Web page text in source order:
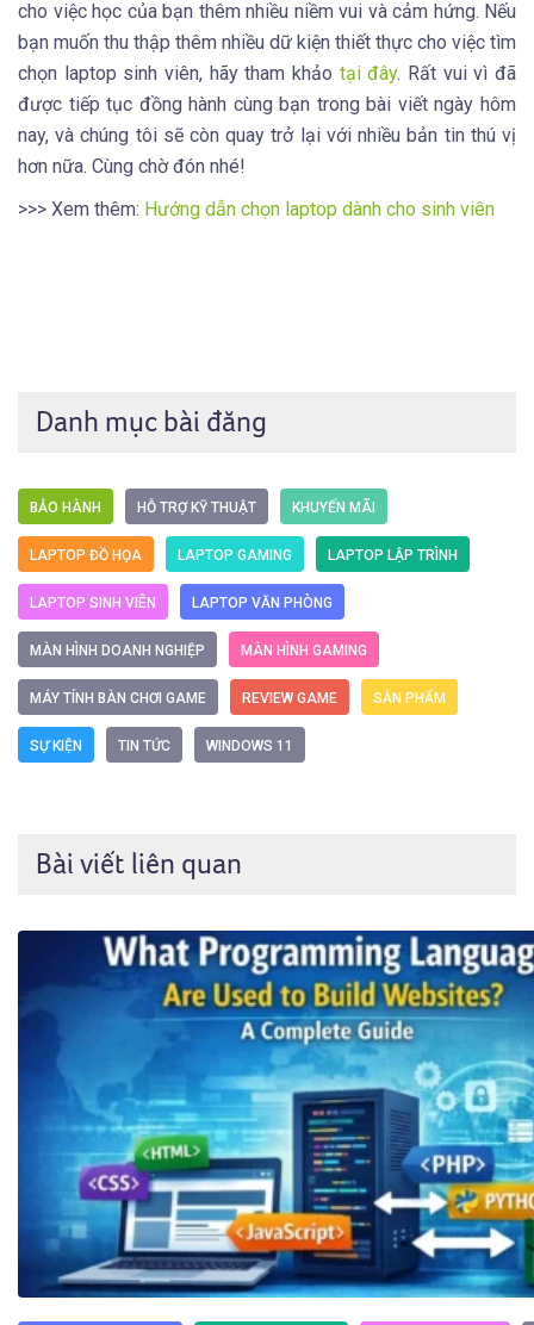
cho việc học của bạn thêm nhiều niềm vui và cảm hứng. Nếu
bạn muốn thu thập thêm nhiều dữ kiện thiết thực cho việc tìm
chọn laptop sinh viên, hãy tham khảo tại đây. Rất vui vì đã
được tiếp tục đồng hành cùng bạn trong bài viết ngày hôm
nay, và chúng tôi sẽ còn quay trở lại với nhiều bản tin thú vị
hơn nữa. Cùng chờ đón nhé!
>>> Xem thêm: Hướng dẫn chọn laptop dành cho sinh viên
Danh mục bài đăng
BẢO HÀNH HỖ TRỢ KỸ THUẬT KHUYẾN MÃI
LAPTOP ĐỒ HỌA LAPTOP GAMING LAPTOP LẬP TRÌNH
LAPTOP SINH VIÊN LAPTOP VĂN PHÒNG
MÀN HÌNH DOANH NGHIỆP MÀN HÌNH GAMING
MÁY TÍNH BÀN CHƠI GAME REVIEW GAME SẢN PHẨM
SỰ KIỆN TIN TỨC WINDOWS 11
Bài viết liên quan